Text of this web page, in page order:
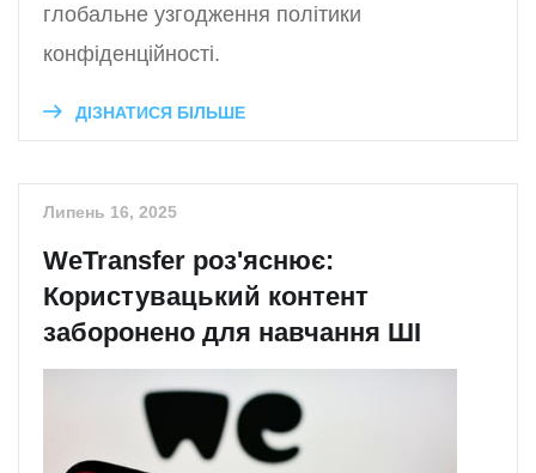
глобальне узгодження політики
конфіденційності.
ДІЗНАТИСЯ БІЛЬШЕ
Липень 16, 2025
WeTransfer роз'яснює:
Користувацький контент
заборонено для навчання ШІ